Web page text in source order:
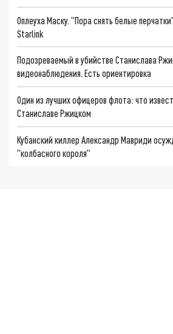
Оплеуха Маску. "Пора снять белые
Starlink
Подозреваемый в убийстве Станислава
видеонаблюдения. Есть ориентировка
Один из лучших офицеров флота: что
Станиславе Ржицком
Кубанский киллер Александр Мавриди
"колбасного короля"